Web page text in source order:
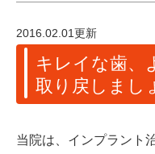
2016.02.01更新
キレイな歯、
取り戻しまし
当院は、インプラント